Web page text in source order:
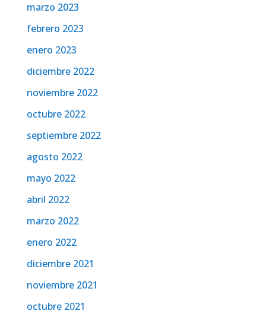
marzo 2023
febrero 2023
enero 2023
diciembre 2022
noviembre 2022
octubre 2022
septiembre 2022
agosto 2022
mayo 2022
abril 2022
marzo 2022
enero 2022
diciembre 2021
noviembre 2021
octubre 2021